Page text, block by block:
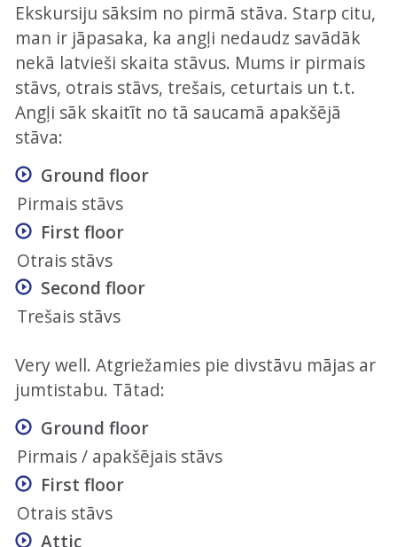
Ekskursiju sāksim no pirmā stāva. Starp citu,
man ir jāpasaka, ka angļi nedaudz savādāk
nekā latvieši skaita stāvus. Mums ir pirmais
stāvs, otrais stāvs, trešais, ceturtais un t.t.
Angļi sāk skaitīt no tā saucamā apakšējā
stāva:
Ground floor
Pirmais stāvs
First floor
Otrais stāvs
Second floor
Trešais stāvs
Very well. Atgriežamies pie divstāvu mājas ar
jumtistabu. Tātad:
Ground floor
Pirmais / apakšējais stāvs
First floor
Otrais stāvs
Attic